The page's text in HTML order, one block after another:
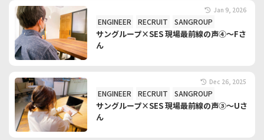
Jan 9, 2026
ENGINEER RECRUIT SANGROUP
サングループ×SES 現場最前線の声④～Fさ
ん
Dec 26, 2025
ENGINEER RECRUIT SANGROUP
サングループ×SES 現場最前線の声③～Uさ
ん